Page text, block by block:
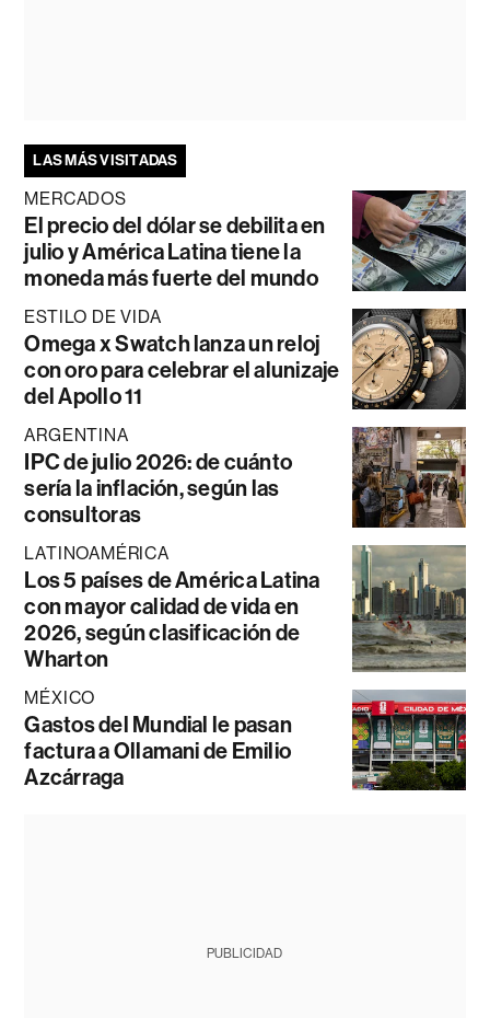
LAS MÁS VISITADAS
MERCADOS
El precio del dólar se debilita en
julio y América Latina tiene la
moneda más fuerte del mundo
ESTILO DE VIDA
Omega x Swatch lanza un reloj
con oro para celebrar el alunizaje
del Apollo 11
ARGENTINA
IPC de julio 2026: de cuánto
sería la inflación, según las
consultoras
LATINOAMÉRICA
Los 5 países de América Latina
con mayor calidad de vida en
2026, según clasificación de
Wharton
MÉXICO
Gastos del Mundial le pasan
factura a Ollamani de Emilio
Azcárraga
PUBLICIDAD